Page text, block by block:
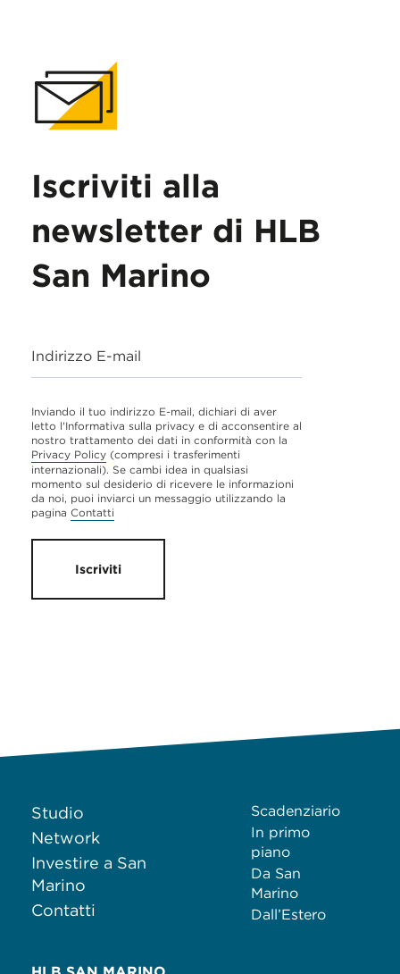
Iscriviti alla
newsletter di HLB
San Marino
Indirizzo E-mail
Inviando il tuo indirizzo E-mail, dichiari di aver
letto l'Informativa sulla privacy e di acconsentire al
nostro trattamento dei dati in conformità con la
Privacy Policy (compresi i trasferimenti
internazionali). Se cambi idea in qualsiasi
momento sul desiderio di ricevere le informazioni
da noi, puoi inviarci un messaggio utilizzando la
pagina Contatti
Iscriviti
Studio
Network
Investire a San
Marino
Contatti
Scadenziario
In primo
piano
Da San
Marino
Dall’Estero